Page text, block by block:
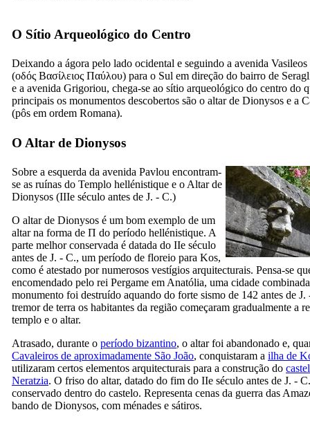
O Sítio Arqueológico do Centro
Deixando a ágora pelo lado ocidental e seguindo a avenida
(οδός Βασίλειος Παύλου) para o Sul em direção do bairro de
e a avenida Grigoriou, chega-se ao sítio arqueológico do centro do
principais os monumentos descobertos são o altar de Dionysos e a
(pôs em ordem Romana).
O Altar de Dionysos
Sobre a esquerda da avenida Pavlou encontram-
se as ruínas do Templo hellénistique e o Altar de
Dionysos (IIIe século antes de J. - C.)
O altar de Dionysos é um bom exemplo de um
altar na forma de Π do período hellénistique. A
parte melhor conservada é datada do IIe século
antes de J. - C., um período de floreio para Kos,
como é atestado por numerosos vestígios arquitecturais. Pensa-se
encomendado pelo rei Pergame em Anatólia, uma cidade
monumento foi destruído aquando do forte sismo de 142 antes de
tremor de terra os habitantes da região começaram gradualmente a
templo e o altar.
Atrasado, durante o período bizantino, o altar foi abandonado e,
Cavaleiros de aproximadamente São João, conquistaram a ilha de
utilizaram certos elementos arquitecturais para a construção do
Neratzia. O friso do altar, datado do fim do IIe século antes de J. -
conservado dentro do castelo. Representa cenas da guerra das
bando de Dionysos, com ménades e sátiros.